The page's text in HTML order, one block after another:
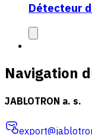
Détecteur
Navigation
JABLOTRON a. s.